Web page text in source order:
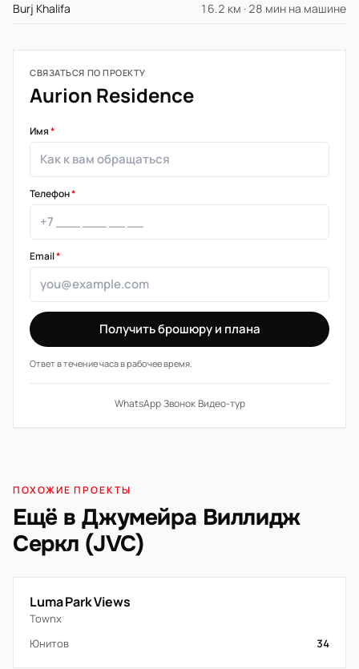
Burj Khalifa 16.2 км · 28 мин на машине
СВЯЗАТЬСЯ ПО ПРОЕКТУ
Aurion Residence
Имя*
Телефон*
Email*
Получить брошюру и плана
Ответ в течение часа в рабочее время.
WhatsApp·Звонок·Видео-тур
ПОХОЖИЕ ПРОЕКТЫ
Ещё в Джумейра Виллидж
Серкл (JVC)
Luma Park Views
Townx
Юнитов
34